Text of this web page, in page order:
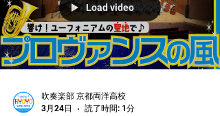
Load video
吹奏楽部 京都両洋高校
3月24日
読了時間: 1分